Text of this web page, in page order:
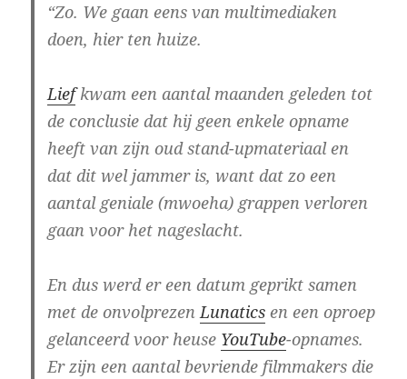
“Zo. We gaan eens van multimediaken
doen, hier ten huize.
Liefkwam een aantal maanden geleden tot
de conclusie dat hij geen enkele opname
heeft van zijn oud stand-upmateriaal en
dat dit wel jammer is, want dat zo een
aantal geniale (mwoeha) grappen verloren
gaan voor het nageslacht.
En dus werd er een datum geprikt samen
met de onvolprezenLunatics en een oproep
gelanceerd voor heuse YouTube-opnames.
Er zijn een aantal bevriende filmmakers die